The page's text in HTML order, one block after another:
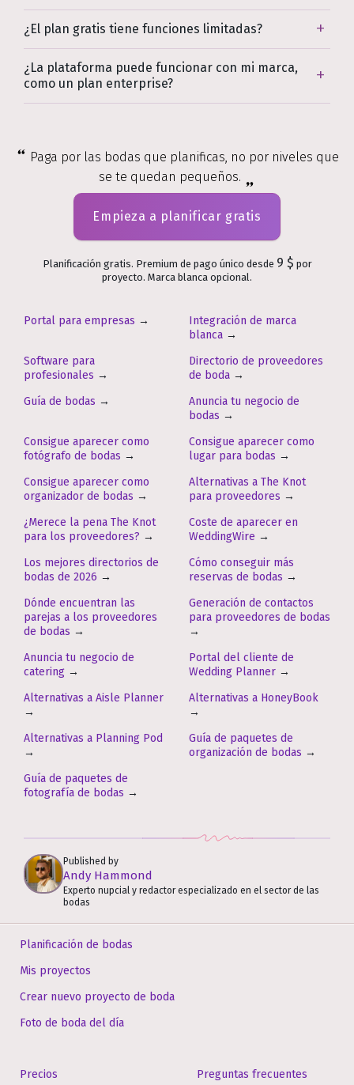
¿El plan gratis tiene funciones limitadas?
¿La plataforma puede funcionar con mi marca,
como un plan enterprise?
Paga por las bodas que planificas, no por niveles que
se te quedan pequeños.
Empieza a planificar gratis
Planificación gratis. Premium de pago único desde 9 $ por
proyecto. Marca blanca opcional.
Portal para empresas →
Integración de marca
blanca →
Software para
profesionales →
Directorio de proveedores
de boda →
Guía de bodas →
Anuncia tu negocio de
bodas →
Consigue aparecer como
fotógrafo de bodas →
Consigue aparecer como
lugar para bodas →
Consigue aparecer como
organizador de bodas →
Alternativas a The Knot
para proveedores →
¿Merece la pena The Knot
para los proveedores? →
Coste de aparecer en
WeddingWire →
Los mejores directorios de
bodas de 2026 →
Cómo conseguir más
reservas de bodas →
Dónde encuentran las
parejas a los proveedores
de bodas →
Generación de contactos
para proveedores de bodas
→
Anuncia tu negocio de
catering →
Portal del cliente de
Wedding Planner →
Alternativas a Aisle Planner
→
Alternativas a HoneyBook
→
Alternativas a Planning Pod
→
Guía de paquetes de
organización de bodas →
Guía de paquetes de
fotografía de bodas →
Published by
Andy Hammond
Experto nupcial y redactor especializado en el sector de las
bodas
Planificación de bodas
Mis proyectos
Crear nuevo proyecto de boda
Foto de boda del día
Precios Preguntas frecuentes